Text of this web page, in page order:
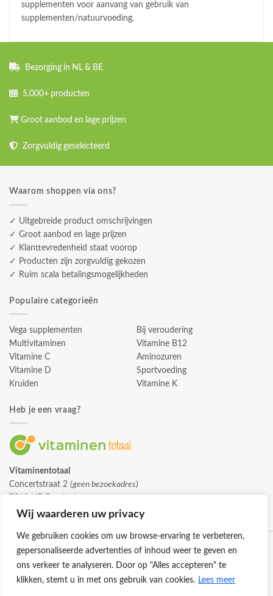
Wij waarderen uw privacy
We gebruiken cookies om uw browse-ervaring te verbeteren,
gepersonaliseerde advertenties of inhoud weer te geven en
ons verkeer te analyseren. Door op "Alles accepteren" te
klikken, stemt u in met ons gebruik van cookies. Lees meer
supplementen voor aanvang van gebruik van
supplementen/natuurvoeding.
Bezorging in NL & BE
5.000+ producten
Groot aanbod en lage prijzen
Zorgvuldig geselecteerd
Waarom shoppen via ons?
✓ Uitgebreide product omschrijvingen
✓ Groot aanbod en lage prijzen
✓ Klanttevredenheid staat voorop
✓ Producten zijn zorgvuldig gekozen
✓ Ruim scala betalingsmogelijkheden
Populaire categorieën
Vega supplementen
Multivitaminen
Vitamine C
Vitamine D
Kruiden
Bij veroudering
Vitamine B12
Aminozuren
Sportvoeding
Vitamine K
Heb je een vraag?
Vitaminentotaal
Concertstraat 2 (geen bezoekadres)
info@vitaminentotaal.nl